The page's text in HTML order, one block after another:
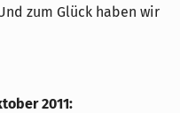
zum Glück haben wir
2011: